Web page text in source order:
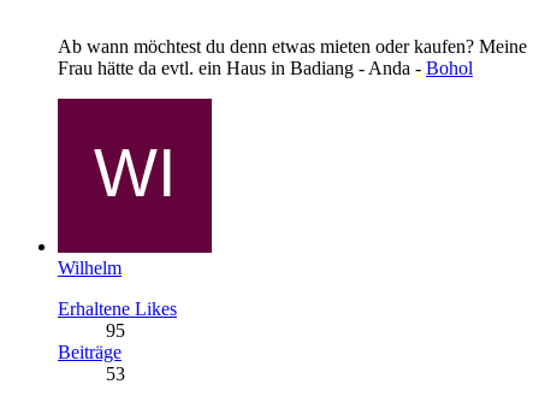
Ab wann möchtest du denn etwas mieten oder kaufen? Meine
Frau hätte da evtl. ein Haus in Badiang - Anda - Bohol
Wilhelm
Erhaltene Likes
95
Beiträge
53